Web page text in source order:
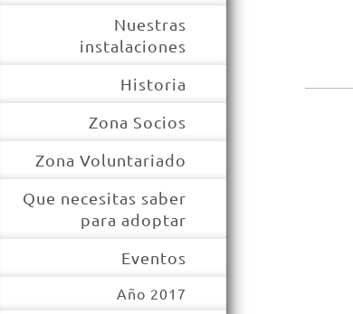
Nuestras
instalaciones
Historia
Zona Socios
Zona Voluntariado
Que necesitas saber
para adoptar
Eventos
Año 2017